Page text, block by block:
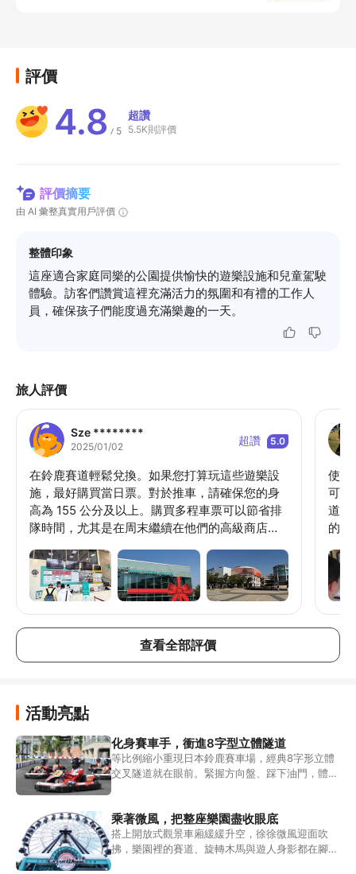
評價
4.8 / 5
超讚
5.5K則評價
評價摘要
由 AI 彙整真實用戶評價
整體印象
這座適合家庭同樂的公園提供愉快的遊樂設施和兒童駕駛
體驗。訪客們讚賞這裡充滿活力的氛圍和有禮的工作人
員，確保孩子們能度過充滿樂趣的一天。
旅人評價
Sze ********
2025/01/02 超讚 5.0
在鈴鹿賽道輕鬆兌換。如果您打算玩這些遊樂設
施，最好購買當日票。對於推車，請確保您的身
高為 155 公分及以上。購買多程車票可以節省排
隊時間，尤其是在周末繼續在他們的高級商店購
使用
可以
道卡
的，
好
要撞
的，
是可
隊喔
查看全部評價
活動亮點
化身賽車手，衝進8字型立體隧道
等比例縮小重現日本鈴鹿賽車場，經典8字形立體
交叉隧道就在眼前。緊握方向盤、踩下油門，體驗
乘著微風，把整座樂園盡收眼底
搭上開放式觀景車廂緩緩升空，徐徐微風迎面吹
拂，樂園裡的賽道、旋轉木馬與遊人身影都在腳下